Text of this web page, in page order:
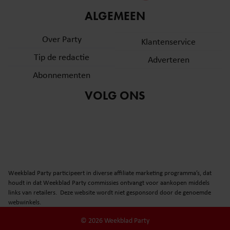
partners voor social media, adverteren en analyse. Deze
informatie die u aan ze heeft verstrekt of die ze hebben
verzameld op basis van uw gebruik van hun services. U
gebruiken.
ALGEMEEN
Over Party
Tip de redactie
Abonnementen
Klantenservice
Adverteren
VOLG ONS
Weekblad Party participeert in diverse affiliate marketing programma’s, dat
houdt in dat Weekblad Party commissies ontvangt voor aankopen middels
links van retailers. Deze website wordt niet gesponsord door de genoemde
webwinkels.
© 2026 Weekblad Party